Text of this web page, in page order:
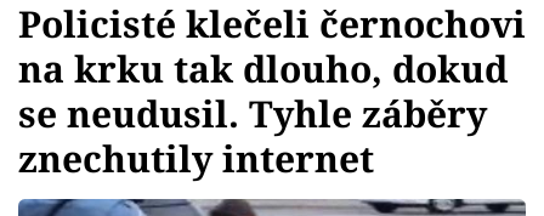
Témata
Showbyznys
Youtubeři
Policisté klečeli černochovi
na krku tak dlouho, dokud
se neudusil. Tyhle záběry
znechutily internet